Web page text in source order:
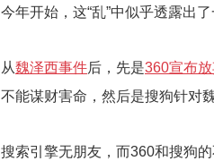
今年开始，这“乱”中似乎透露出
从魏泽西事件后，先是360宣布
不能谋财害命，然后是搜狗针对
搜索引擎无朋友，而360和搜狗